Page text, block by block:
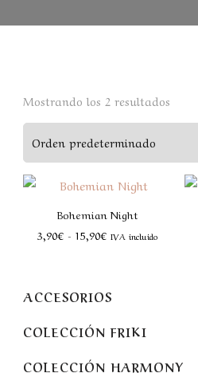
Mostrando los 2 resultados
Bohemian Night
3,90€ - 15,90€ IVA incluido
ACCESORIOS
COLECCIÓN FRIKI
COLECCIÓN HARMONY